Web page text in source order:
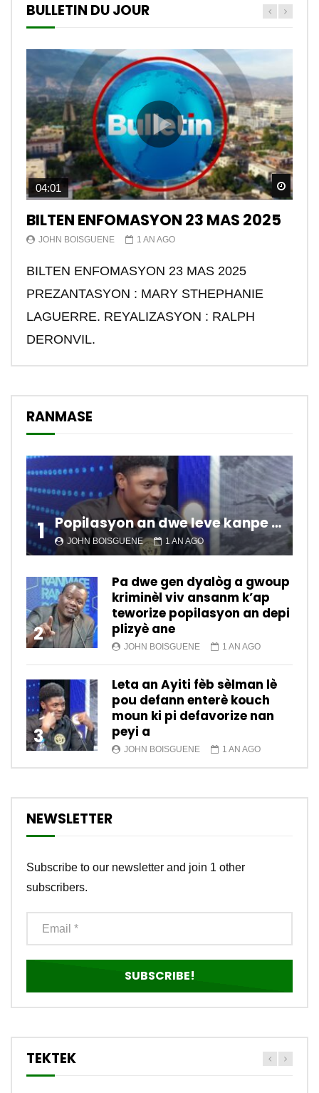
BULLETIN DU JOUR
04:01
BILTEN ENFOMASYON 23 MAS 2025
JOHN BOISGUENE 1 AN AGO
BILTEN ENFOMASYON 23 MAS 2025
PREZANTASYON : MARY STHEPHANIE
LAGUERRE. REYALIZASYON : RALPH
DERONVIL.
RANMASE
1 Popilasyon an dwe leve kanpe pou chanje sitiyasyon kawotik l’ap viv nan peyi a.
JOHN BOISGUENE 1 AN AGO
2
Pa dwe gen dyalòg a gwoup
kriminèl viv ansanm k’ap
teworize popilasyon an depi
plizyè ane
JOHN BOISGUENE 1 AN AGO
3
Leta an Ayiti fèb sèlman lè
pou defann enterè kouch
moun ki pi defavorize nan
peyi a
JOHN BOISGUENE 1 AN AGO
NEWSLETTER
Subscribe to our newsletter and join 1 other
subscribers.
TEKTEK